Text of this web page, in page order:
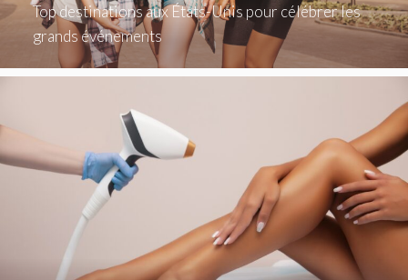
Top destinations aux États-Unis pour célébrer les
grands événements